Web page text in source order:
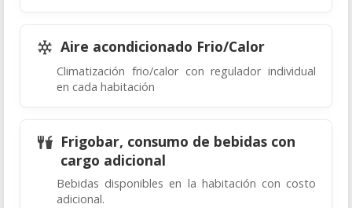
Aire acondicionado Frio/Calor
Climatización frio/calor con regulador individual
en cada habitación
Frigobar, consumo de bebidas con
cargo adicional
Bebidas disponibles en la habitación con costo
adicional.